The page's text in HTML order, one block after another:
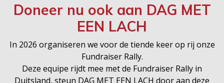
Doneer nu ook aan DAG MET
EEN LACH
In 2026 organiseren we voor de tiende keer op rij onze
Fundraiser Rally.
Deze equipe rijdt mee met de Fundraiser Rally in
Duitsland, steun DAG MET EEN LACH door aan deze